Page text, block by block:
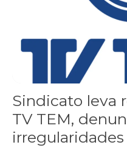
Sindicato leva
TV TEM,
irregularidades